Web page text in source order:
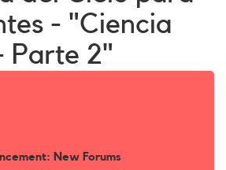
- "Ciencia
Parte 2"
New Forums